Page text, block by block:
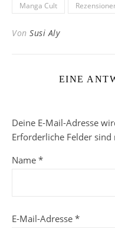
Manga Cult
Von Susi Aly
EINE
Deine E-Mail-Adresse
Erforderliche Felder sind
Name *
E-Mail-Adresse *